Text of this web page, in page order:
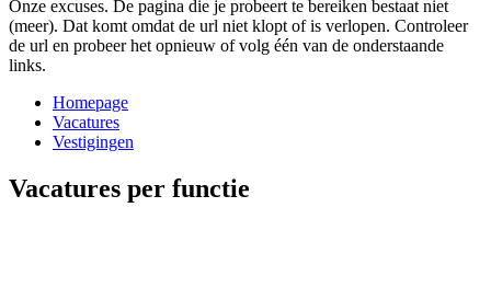
Onze excuses. De pagina die je probeert te bereiken bestaat niet
(meer). Dat komt omdat de url niet klopt of is verlopen. Controleer
de url en probeer het opnieuw of volg één van de onderstaande
links.
Homepage
Vacatures
Vestigingen
Vacatures per functie